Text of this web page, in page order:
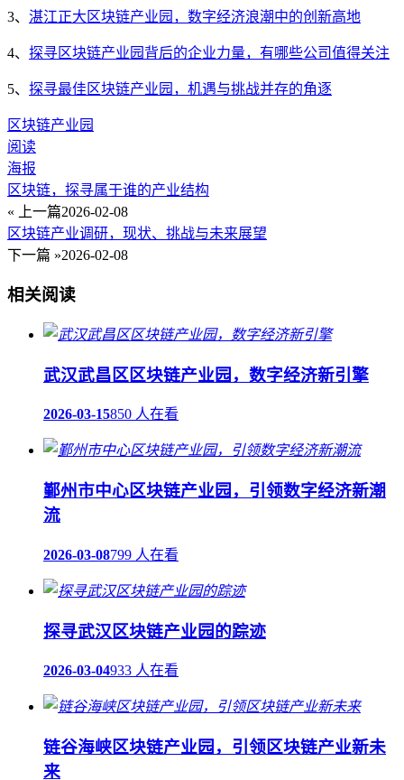
3、 湛江正大区块链产业园，数字经济浪潮中的创新高地
4、 探寻区块链产业园背后的企业力量，有哪些公司值得关注
5、 探寻最佳区块链产业园，机遇与挑战并存的角逐
区块链产业园
阅读
海报
区块链，探寻属于谁的产业结构
« 上一篇2026-02-08
区块链产业调研，现状、挑战与未来展望
下一篇 »2026-02-08
相关阅读
武汉武昌区区块链产业园，数字经济新引擎
2026-03-15850 人在看
鄞州市中心区块链产业园，引领数字经济新潮
流
2026-03-08799 人在看
探寻武汉区块链产业园的踪迹
2026-03-04933 人在看
链谷海峡区块链产业园，引领区块链产业新未
来